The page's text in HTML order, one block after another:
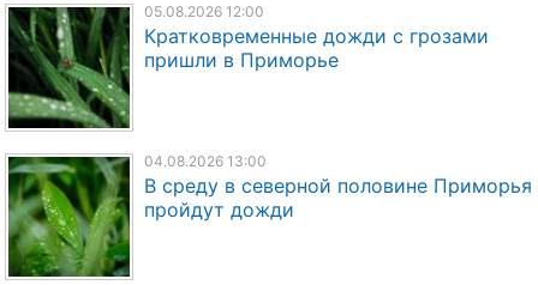
05.08.2026 12:00
Кратковременные дожди с грозами
пришли в Приморье
04.08.2026 13:00
В среду в северной половине Приморья
пройдут дожди